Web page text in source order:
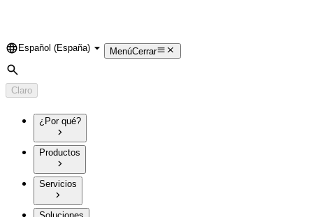
Language
Español (España) MenúCerrar
Búsqueda
Claro
¿Por qué?
Productos
Servicios